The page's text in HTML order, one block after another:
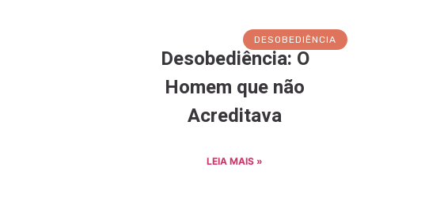
DESOBEDIÊNCIA
Desobediência: O
Homem que não
Acreditava
LEIA MAIS »